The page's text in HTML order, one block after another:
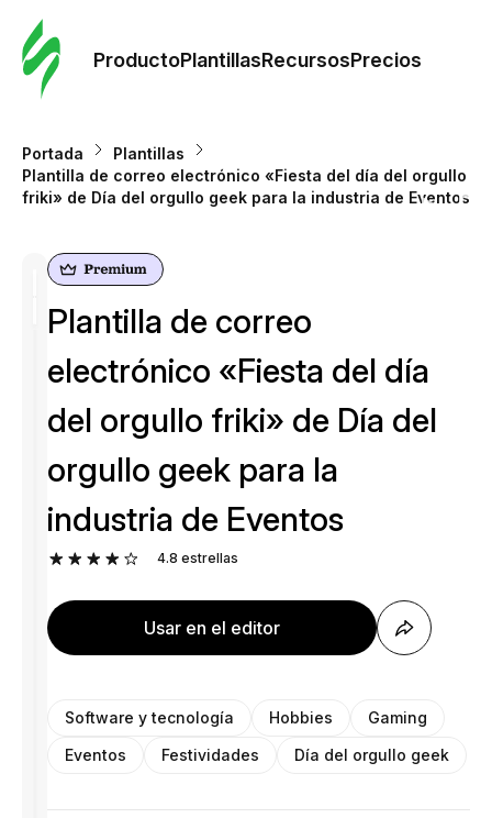
ProductoPlantillasRecursosPrecios
Portada
Plantillas
Plantilla de correo electrónico «Fiesta del día del orgullo
friki» de Día del orgullo geek para la industria de Eventos
Plantilla de correo
electrónico «Fiesta del día
del orgullo friki» de Día del
orgullo geek para la
industria de Eventos
4.8 estrellas
Usar en el editor
Software y tecnología Hobbies
Gaming
Eventos
Festividades Día del orgullo geek